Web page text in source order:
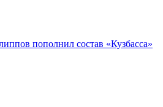
пополнил состав «Кузбасса»